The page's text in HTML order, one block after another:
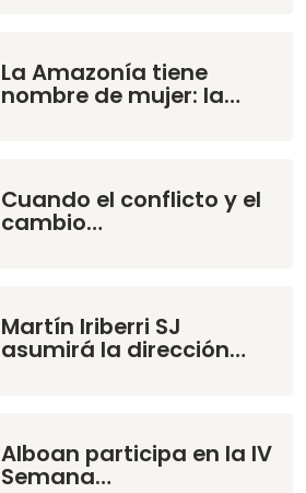
La Amazonía tiene
nombre de mujer: la…
Cuando el conflicto y el
cambio…
Martín Iriberri SJ
asumirá la dirección…
Alboan participa en la IV
Semana…